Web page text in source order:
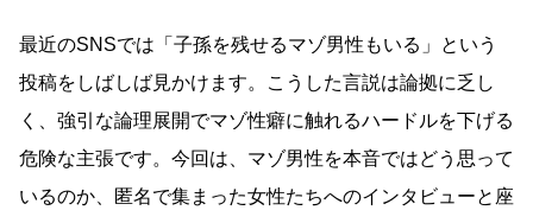
最近のSNSでは「子孫を残せるマゾ男性もいる」という
投稿をしばしば見かけます。こうした言説は論拠に乏し
く、強引な論理展開でマゾ性癖に触れるハードルを下げる
危険な主張です。今回は、マゾ男性を本音ではどう思って
いるのか、匿名で集まった女性たちへのインタビューと座